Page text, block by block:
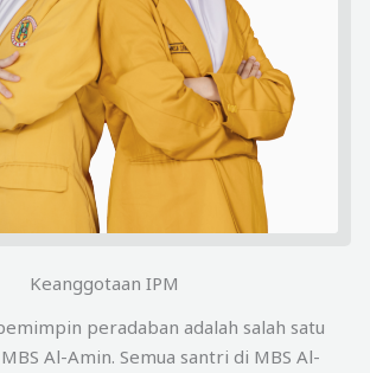
Keanggotaan IPM
peradaban adalah salah satu
Al-Amin. Semua santri di MBS Al-